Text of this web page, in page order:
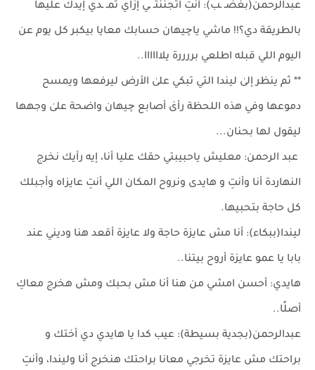
عبدالرحمن(بغضـ ـب): أنتِ اتجننتـ ـي إزاي تمـ ـدي إيدك عليها
بالطريقة دي؟!! ماشي ياچيهان حسابك معايا بيكبر كل يوم عن
اليوم اللي قبله اطلعي بررررة يلاااااا..
** ثم ينظر إلىٰ ليندا التي تبكي علىٰ الأرض ليرفعها ويمسح
دموعها وفي هذه اللحظة رأىٰ أصابع چيهان واضحة علىٰ وجهها
ليقول لها بحنان...
عبد الرحمن: معليش ياحبيبتي حقك عليا أنا، إيه رأيك نخرج
النهاردة أنا وأنتِ و هايدى ونروح المكان اللي أنتِ عايزاه وأجبلك
كل حاجة بتحبيها.
ليندا(ببكاء): أنا مش عايزة حاجة ولا عايزة أقعد هنا وديني عند
بابا يا عمو عايزة أروح بيتنا..
هايدي: أحسن امشي من هنا أنا مش بحبك ومش هخرج معاكِ
أصلًا..
عبدالرحمن(بجدية بسيطة): عيب كدا يا هايدي دي أختك و
براحتك مش عايزة تخرجي معانا براحتك هنخرج أنا وليندا، وأنتِ